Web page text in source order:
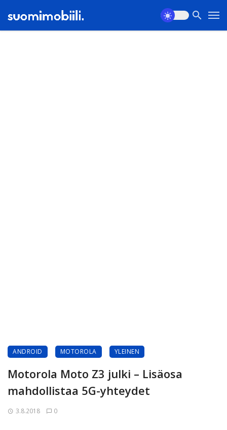
ANDROID MOTOROLA YLEINEN
Motorola Moto Z3 julki – Lisäosa
mahdollistaa 5G-yhteydet
3.8.2018 0